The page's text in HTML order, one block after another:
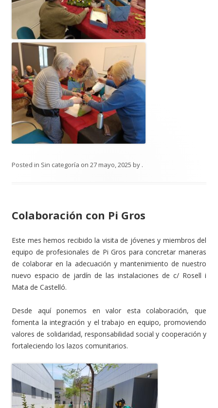
Posted in Sin categoría on 27 mayo, 2025 by .
Colaboración con Pi Gros
Este mes hemos recibido la visita de jóvenes y miembros del
equipo de profesionales de Pi Gros para concretar maneras
de colaborar en la adecuación y mantenimiento de nuestro
nuevo espacio de jardín de las instalaciones de c/ Rosell i
Mata de Castelló.
Desde aquí ponemos en valor esta colaboración, que
fomenta la integración y el trabajo en equipo, promoviendo
valores de solidaridad, responsabilidad social y cooperación y
fortaleciendo los lazos comunitarios.